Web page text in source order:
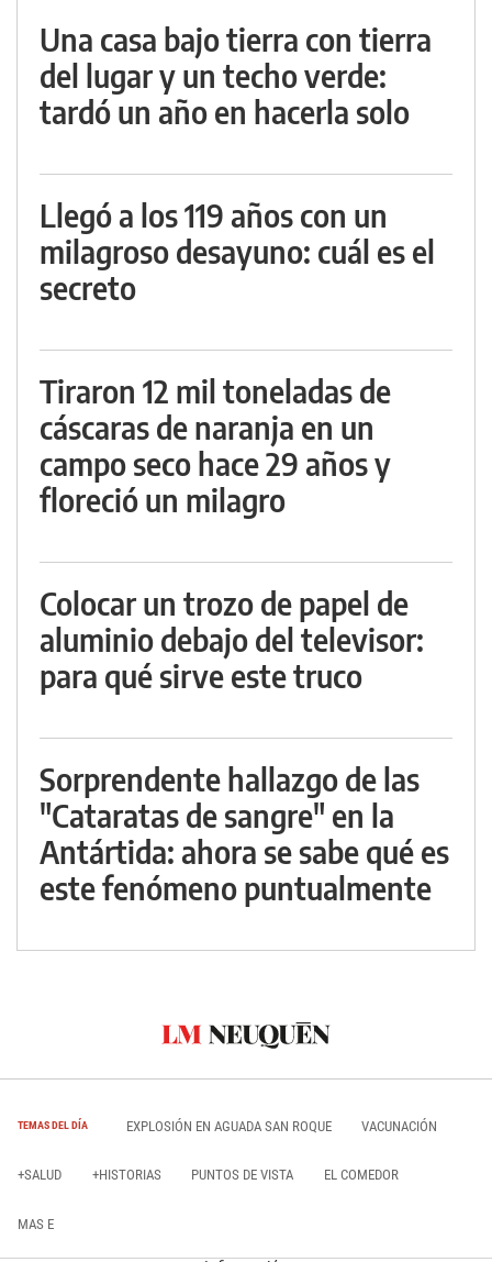
Una casa bajo tierra con tierra
del lugar y un techo verde:
tardó un año en hacerla solo
Llegó a los 119 años con un
milagroso desayuno: cuál es el
secreto
Tiraron 12 mil toneladas de
cáscaras de naranja en un
campo seco hace 29 años y
floreció un milagro
Colocar un trozo de papel de
aluminio debajo del televisor:
para qué sirve este truco
Sorprendente hallazgo de las
"Cataratas de sangre" en la
Antártida: ahora se sabe qué es
este fenómeno puntualmente
TEMAS DEL DÍA EXPLOSIÓN EN AGUADA SAN ROQUE VACUNACIÓN
+SALUD +HISTORIAS PUNTOS DE VISTA EL COMEDOR
MAS E